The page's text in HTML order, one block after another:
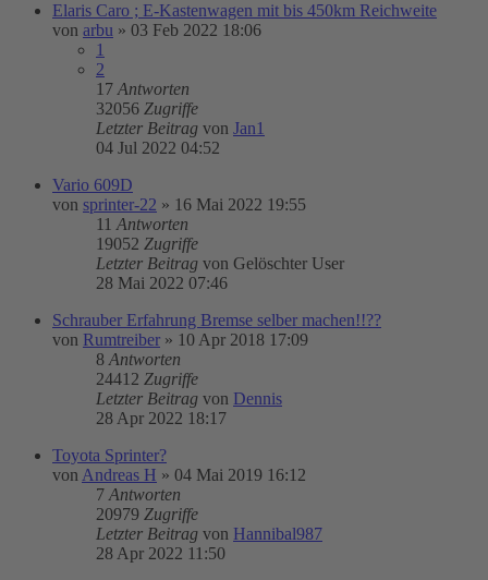
Elaris Caro ; E-Kastenwagen mit bis 450km Reichweite
von arbu » 03 Feb 2022 18:06
1
2
17 Antworten
32056 Zugriffe
Letzter Beitrag von Jan1
04 Jul 2022 04:52
Vario 609D
von sprinter-22 » 16 Mai 2022 19:55
11 Antworten
19052 Zugriffe
Letzter Beitrag von Gelöschter User
28 Mai 2022 07:46
Schrauber Erfahrung Bremse selber machen!!??
von Rumtreiber » 10 Apr 2018 17:09
8 Antworten
24412 Zugriffe
Letzter Beitrag von Dennis
28 Apr 2022 18:17
Toyota Sprinter?
von Andreas H » 04 Mai 2019 16:12
7 Antworten
20979 Zugriffe
Letzter Beitrag von Hannibal987
28 Apr 2022 11:50